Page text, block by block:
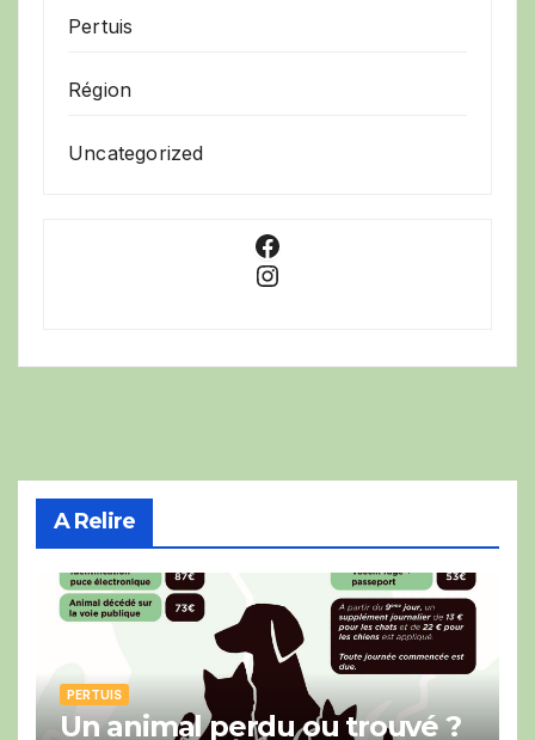
Pertuis
Région
Uncategorized
Facebook
Instagram
A Relire
PERTUIS
Un animal perdu ou trouvé ?